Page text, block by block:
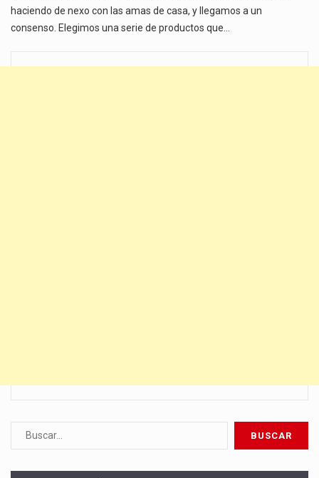
haciendo de nexo con las amas de casa, y llegamos a un
consenso. Elegimos una serie de productos que…